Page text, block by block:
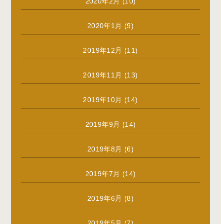
2020年1月 (9)
2019年12月 (11)
2019年11月 (13)
2019年10月 (14)
2019年9月 (14)
2019年8月 (6)
2019年7月 (14)
2019年6月 (8)